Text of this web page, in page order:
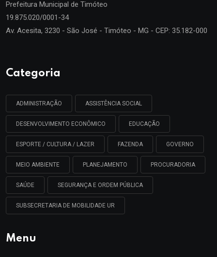
Prefeitura Municipal de Timóteo
19.875.020/0001-34
Av. Acesita, 3230 - São José - Timóteo - MG - CEP: 35.182-000
Categoria
ADMINISTRAÇÃO ASSISTÊNCIA SOCIAL
DESENVOLVIMENTO ECONÔMICO EDUCAÇÃO
ESPORTE / CULTURA / LAZER FAZENDA GOVERNO
MEIO AMBIENTE PLANEJAMENTO PROCURADORIA
SAÚDE SEGURANÇA E ORDEM PÚBLICA
SUBSECRETARIA DE MOBILIDADE UR
Menu